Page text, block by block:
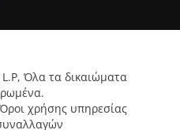
Όλα τα δικαιώματα
Όροι χρήσης υπηρεσίας